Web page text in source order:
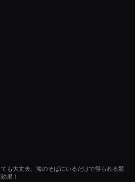
も大丈夫。海のそばにいるだけで得られる驚
果！